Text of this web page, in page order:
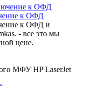
к ОФД
к ОФД и
- все это мы
цене.
МФУ HP LaserJet